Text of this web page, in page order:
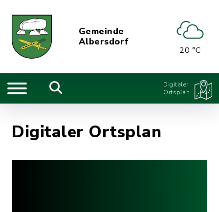
Gemeinde
Albersdorf
20 °C
Digitaler
Ortsplan
Digitaler Ortsplan